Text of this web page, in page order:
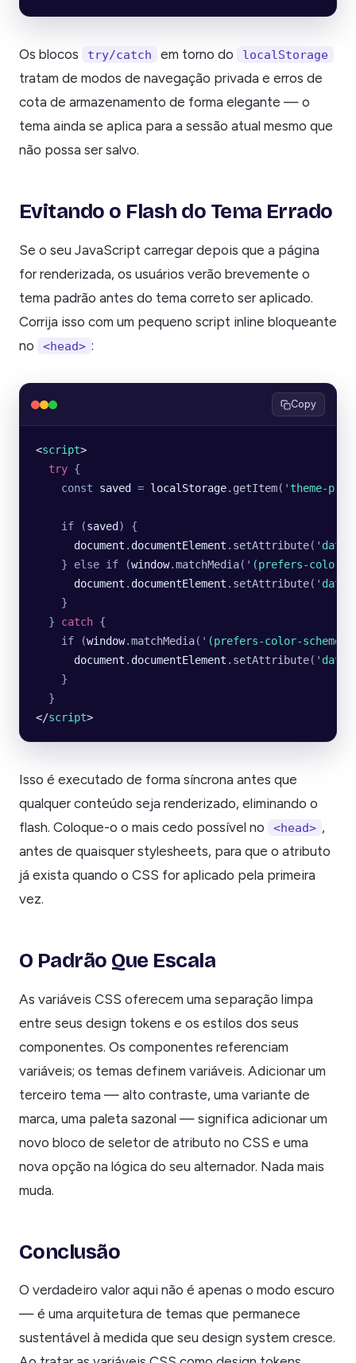
Os blocos try/catch em torno do localStorage
tratam de modos de navegação privada e erros de
cota de armazenamento de forma elegante — o
tema ainda se aplica para a sessão atual mesmo que
não possa ser salvo.
Evitando o Flash do Tema Errado
Se o seu JavaScript carregar depois que a página
for renderizada, os usuários verão brevemente o
tema padrão antes do tema correto ser aplicado.
Corrija isso com um pequeno script inline bloqueante
no
<head> :
Copy
<script>
  try
{
    const
saved = localStorage. getItem( ' theme-
    if (
saved ) {
      document
. documentElement . setAttribute( ' data-
    } else if (
window.matchMedia( ' (prefers-color-
      document
. documentElement . setAttribute( ' data-
    }
  }
catch {
    if (
window.matchMedia( ' (prefers-color-scheme:
      document
. documentElement . setAttribute( ' data-
    }
  }
</script>
Isso é executado de forma síncrona antes que
qualquer conteúdo seja renderizado, eliminando o
flash. Coloque-o o mais cedo possível no
<head> ,
antes de quaisquer stylesheets, para que o atributo
já exista quando o CSS for aplicado pela primeira
vez.
O Padrão Que Escala
As variáveis CSS oferecem uma separação limpa
entre seus design tokens e os estilos dos seus
componentes. Os componentes referenciam
variáveis; os temas definem variáveis. Adicionar um
terceiro tema — alto contraste, uma variante de
marca, uma paleta sazonal — significa adicionar um
novo bloco de seletor de atributo no CSS e uma
nova opção na lógica do seu alternador. Nada mais
muda.
Conclusão
O verdadeiro valor aqui não é apenas o modo escuro
— é uma arquitetura de temas que permanece
sustentável à medida que seu design system cresce.